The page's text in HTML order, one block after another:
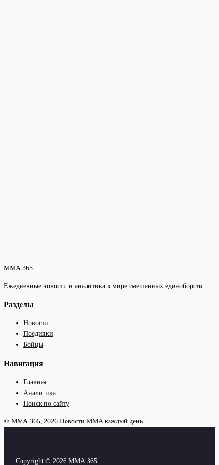
ММА 365
Ежедневные новости и аналитика в мире смешанных единоборств.
Разделы
Новости
Поединки
Бойцы
Навигация
Главная
Аналитика
Поиск по сайту
© ММА 365, 2026 Новости MMA каждый день
Copyright © 2026 ММА 365